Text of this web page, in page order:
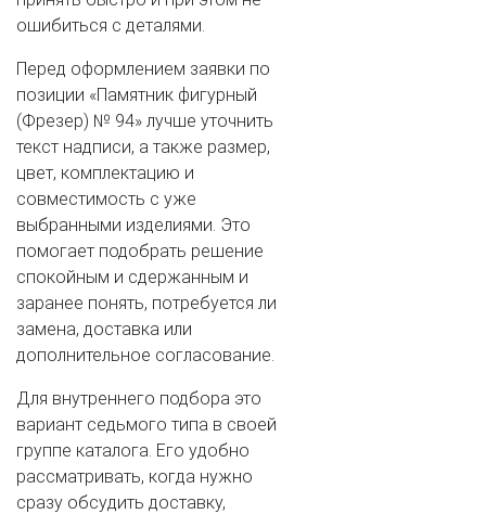
ошибиться с деталями.
Перед оформлением заявки по
позиции «Памятник фигурный
(Фрезер) № 94» лучше уточнить
текст надписи, а также размер,
цвет, комплектацию и
совместимость с уже
выбранными изделиями. Это
помогает подобрать решение
спокойным и сдержанным и
заранее понять, потребуется ли
замена, доставка или
дополнительное согласование.
Для внутреннего подбора это
вариант седьмого типа в своей
группе каталога. Его удобно
рассматривать, когда нужно
сразу обсудить доставку,